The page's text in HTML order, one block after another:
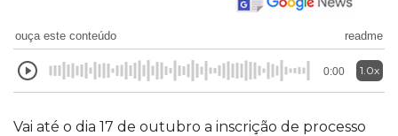
ouça este conteúdo readme
0:00 1.0x
Vai até o dia 17 de outubro a inscrição de processo